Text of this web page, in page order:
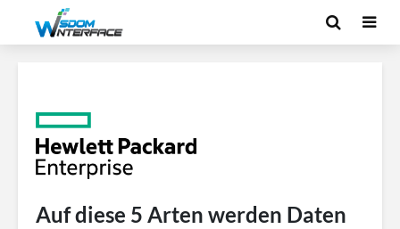
Auf diese 5 Arten werden Daten